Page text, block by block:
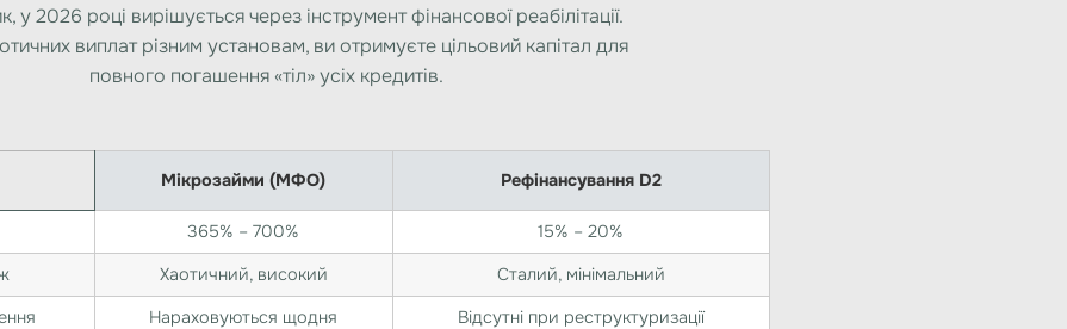
у 2026 році вирішується через інструмент фінансової реабілітації.
виплат різним установам, ви отримуєте цільовий капітал для
повного погашення «тіл» усіх кредитів.
Мікрозайми (МФО) Рефінансування D2
365% – 700%
15% – 20%
Хаотичний, високий
Сталий, мінімальний
Нараховуються щодня Відсутні при реструктуризації